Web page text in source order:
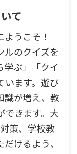
て
うこそ！
ルのクイズを
ぶ」「クイ
います。遊び
識が増え、教
できます。大
策、学校教
けるよう、